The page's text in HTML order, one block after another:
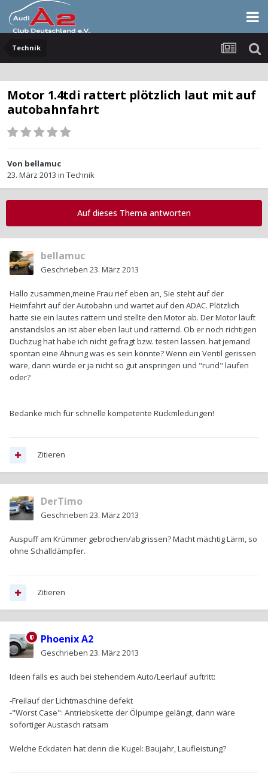
Technik
Motor 1.4tdi rattert plötzlich laut mit auf
autobahnfahrt
Von bellamuc
23. März 2013 in Technik
Auf dieses Thema antworten
bellamuc
Geschrieben 23. März 2013
Hallo zusammen,meine Frau rief eben an, Sie steht auf der
Heimfahrt auf der Autobahn und wartet auf den ADAC. Plötzlich
hatte sie ein lautes rattern und stellte den Motor ab. Der Motor läuft
anstandslos an ist aber eben laut und ratternd. Ob er noch richtigen
Duchzug hat habe ich nicht gefragt bzw. testen lassen. hat jemand
spontan eine Ahnung was es sein könnte? Wenn ein Ventil gerissen
wäre, dann würde er ja nicht so gut anspringen und "rund" laufen
oder?
Bedanke mich für schnelle kompetente Rückmledungen!
Zitieren
DerTimo
Geschrieben 23. März 2013
Auspuff am Krümmer gebrochen/abgrissen? Macht mächtig Lärm, so
ohne Schalldämpfer.
Zitieren
Phoenix A2
Geschrieben 23. März 2013
Ideen falls es auch bei stehendem Auto/Leerlauf auftritt:
-Freilauf der Lichtmaschine defekt
-"Worst Case": Antriebskette der Ölpumpe gelängt, dann wäre
sofortiger Austasch ratsam
Welche Eckdaten hat denn die Kugel: Baujahr, Laufleistung?